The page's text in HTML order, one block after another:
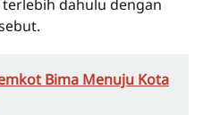
dahulu dengan
Bima Menuju Kota